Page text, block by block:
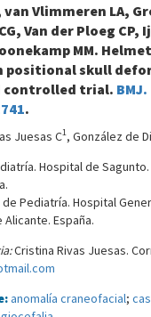
van Vlimmeren LA,
Van der Ploeg CP,
MM.
positional skull
controlled trial. BMJ.
.
Juesas C1, González de
Hospital de
Pediatría. Hospital
España.
Cristina Rivas Juesas.
anomalía craneofacial;